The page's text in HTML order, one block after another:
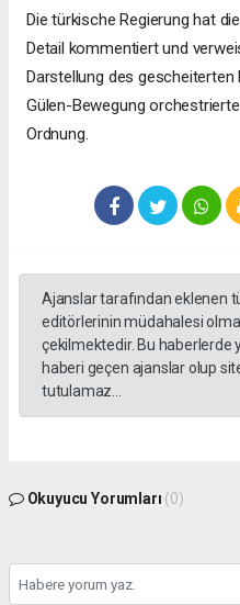
Die türkische Regierung hat
Detail kommentiert und
Darstellung des
Gülen-Bewegung
Ordnung.
Ajanslar tarafından eklenen
editörlerinin müdahalesi
çekilmektedir. Bu haberlerde
haberi geçen ajanslar olup
tutulamaz...
Okuyucu Yorumları (0)